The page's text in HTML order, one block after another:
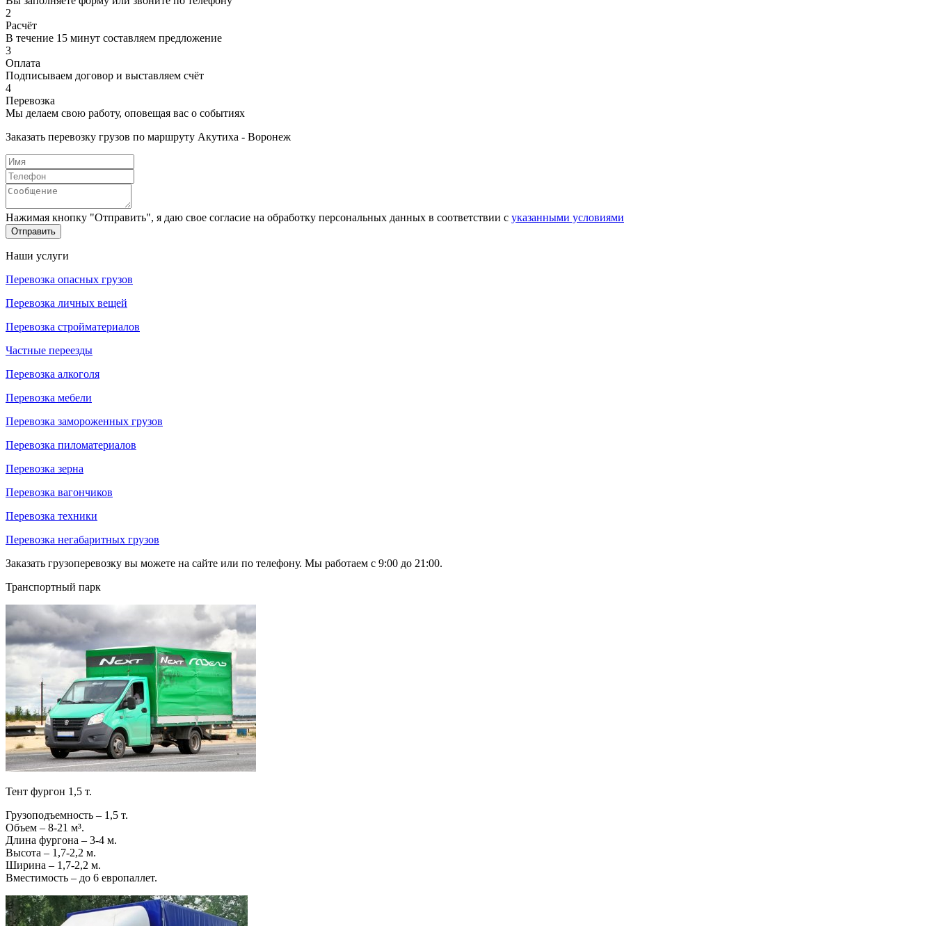
2
Расчёт
В течение 15 минут составляем предложение
3
Оплата
Подписываем договор и выставляем счёт
4
Перевозка
Мы делаем свою работу, оповещая вас о событиях
Заказать перевозку грузов по маршруту Акутиха - Воронеж
Нажимая кнопку "Отправить", я даю свое согласие на обработку персональных данных в соответствии с указанными условиями
Отправить
Наши услуги
Перевозка опасных грузов
Перевозка личных вещей
Перевозка стройматериалов
Частные переезды
Перевозка алкоголя
Перевозка мебели
Перевозка замороженных грузов
Перевозка пиломатериалов
Перевозка зерна
Перевозка вагончиков
Перевозка техники
Перевозка негабаритных грузов
Заказать грузоперевозку вы можете на сайте или по телефону. Мы работаем с 9:00 до 21:00.
Транспортный парк
Тент фургон 1,5 т.
Грузоподъемность – 1,5 т.
Объем – 8-21 м³.
Длина фургона – 3-4 м.
Высота – 1,7-2,2 м.
Ширина – 1,7-2,2 м.
Вместимость – до 6 европаллет.